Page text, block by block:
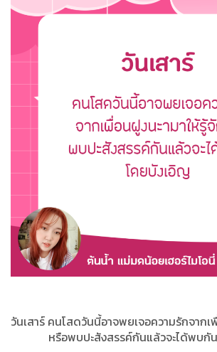
วันเสาร์ คนโสดวันนี้อาจพยเจอความรักจากเ
หรือพบปะสังสรรค์กันแล้วจะได้พบกั